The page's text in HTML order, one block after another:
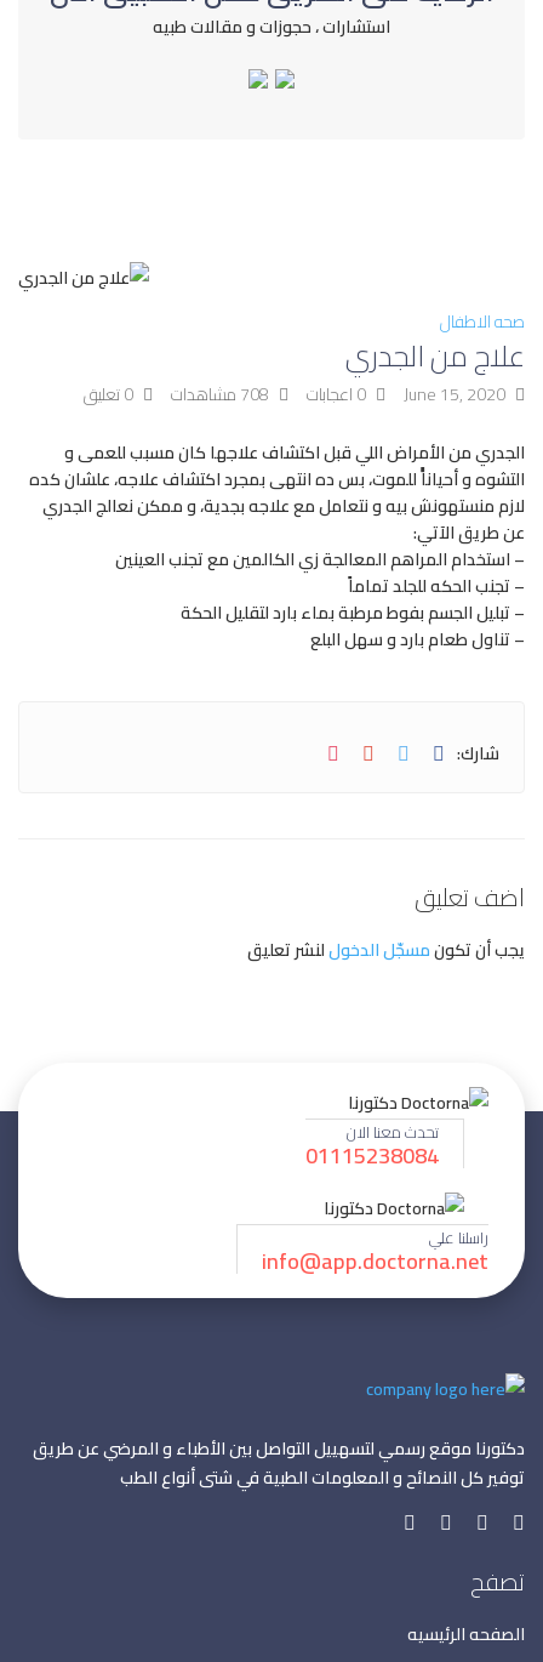
صحه الاطفال
علاج من الجدري
June 15, 2020 0 اعجابات 708 مشاهدات
0 تعليق
الجدري من الأمراض اللي قبل اكتشاف علاجها كان مسبب للعمى و
التشوه و أحياناًً للموت، بس ده انتهى بمجرد اكتشاف علاجه، علشان كده
لازم منستهونش بيه و نتعامل مع علاجه بجدية، و ممكن نعالج الجدري
عن طريق الآتي:
– استخدام المراهم المعالجة زي الكالمين مع تجنب العينين
– تجنب الحكه للجلد تماماً
– تبليل الجسم بفوط مرطبة بماء بارد لتقليل الحكة
– تناول طعام بارد و سهل البلع
شارك:
اضف تعليق
يجب أن تكونمسجّل الدخوللنشر تعليق
استشارات ، حجوزات و مقالات طبيه
تحدث معنا الان
01115238084
راسلنا علي
info@app.doctorna.net
دكتورنا موقع رسمي لتسهييل التواصل بين الأطباء و المرضي عن طريق
توفير كل النصائح و المعلومات الطبية في شتى أنواع الطب
تصفح
الصفحه الرئيسيه